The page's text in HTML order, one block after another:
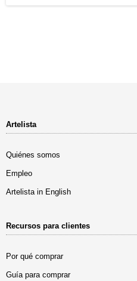
Artelista
Quiénes somos
Empleo
Artelista in English
Recursos para clientes
Por qué comprar
Guía para comprar